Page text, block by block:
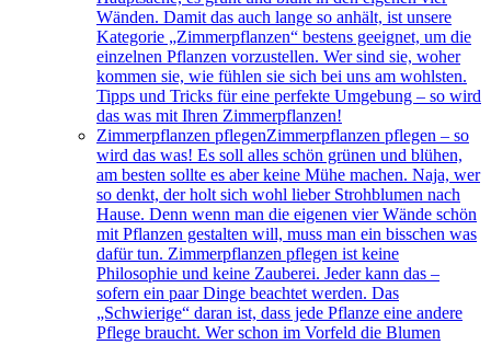
Wänden. Damit das auch lange so anhält, ist unsere
Kategorie „Zimmerpflanzen“ bestens geeignet, um die
einzelnen Pflanzen vorzustellen. Wer sind sie, woher
kommen sie, wie fühlen sie sich bei uns am wohlsten.
Tipps und Tricks für eine perfekte Umgebung – so wird
das was mit Ihren Zimmerpflanzen!
Zimmerpflanzen pflegenZimmerpflanzen pflegen – so
wird das was! Es soll alles schön grünen und blühen,
am besten sollte es aber keine Mühe machen. Naja, wer
so denkt, der holt sich wohl lieber Strohblumen nach
Hause. Denn wenn man die eigenen vier Wände schön
mit Pflanzen gestalten will, muss man ein bisschen was
dafür tun. Zimmerpflanzen pflegen ist keine
Philosophie und keine Zauberei. Jeder kann das –
sofern ein paar Dinge beachtet werden. Das
„Schwierige“ daran ist, dass jede Pflanze eine andere
Pflege braucht. Wer schon im Vorfeld die Blumen